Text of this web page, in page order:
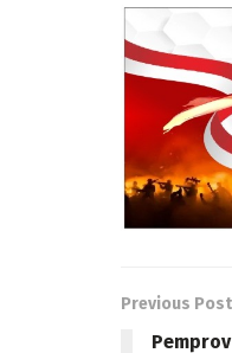
Previous Post